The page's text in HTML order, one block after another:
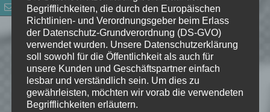
*Ich habe die
Datenschutzerklärungzur
Kenntnis genommen. Ich stimme
zu, dass meine Angaben dauerhaft
gespeichert werden.
Begrifflichkeiten, die durch den Europäischen
Richtlinien- und Verordnungsgeber beim Erlass
der Datenschutz-Grundverordnung (DS-GVO)
verwendet wurden. Unsere Datenschutzerklärung
soll sowohl für die Öffentlichkeit als auch für
unsere Kunden und Geschäftspartner einfach
lesbar und verständlich sein. Um dies zu
gewährleisten, möchten wir vorab die verwendeten
Begrifflichkeiten erläutern.